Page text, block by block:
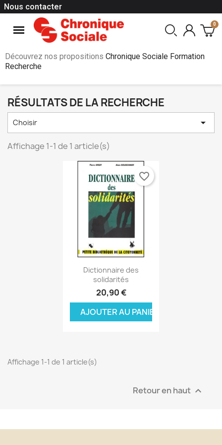
Nous contacter
Découvrez nos propositions Chronique Sociale Formation
Recherche
RÉSULTATS DE LA RECHERCHE
Choisir 
Affichage 1-1 de 1 article(s)
Aperçu rapide
Dictionnaire des
solidarités
20,90 €
AJOUTER AU PANIER
favorite_border
Affichage 1-1 de 1 article(s)
Retour en haut 